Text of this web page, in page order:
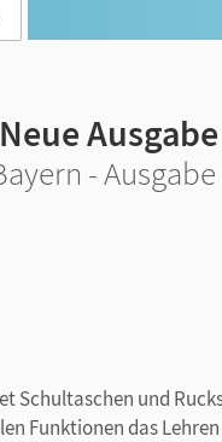
Ausgabe
-
Schultaschen und
Funktionen das